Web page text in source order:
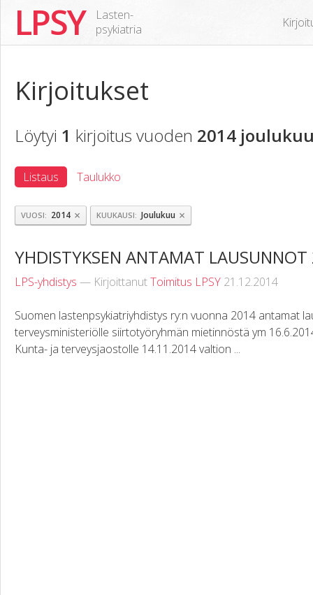
LPSY
Lasten-
psykiatria
Kirjoitukset
Löytyi 1 kirjoitus vuoden 2014
Listaus Taulukko
VUOSI 2014 × KUUKAUSI Joulukuu ×
YHDISTYKSEN ANTAMAT
LPS-yhdistys — KirjoittanutToimitus LPSY 21.12.2014
Suomen lastenpsykiatriyhdistys ry:n vuonna 2014 antamat
terveysministeriölle siirtotyöryhmän mietinnöstä ym
Kunta- ja terveysjaostolle 14.11.2014 valtion ...